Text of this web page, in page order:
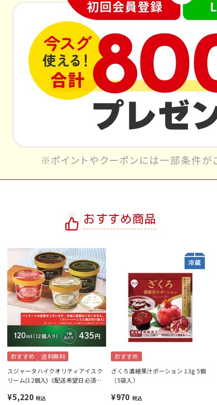
おすすめ商品
おすすめ 送料無料
スジャータハイクオリティアイスク
リーム(12個入)《配送希望日必須※
¥5,220 税込
おすすめ
ざくろ濃縮果汁ポーション 13g 5個
（5袋入）
¥970 税込